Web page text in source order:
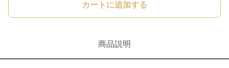
カートに追加する
商品説明